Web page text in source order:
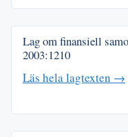
Lag om finansiell
2003:1210
Läs hela lagtexten →